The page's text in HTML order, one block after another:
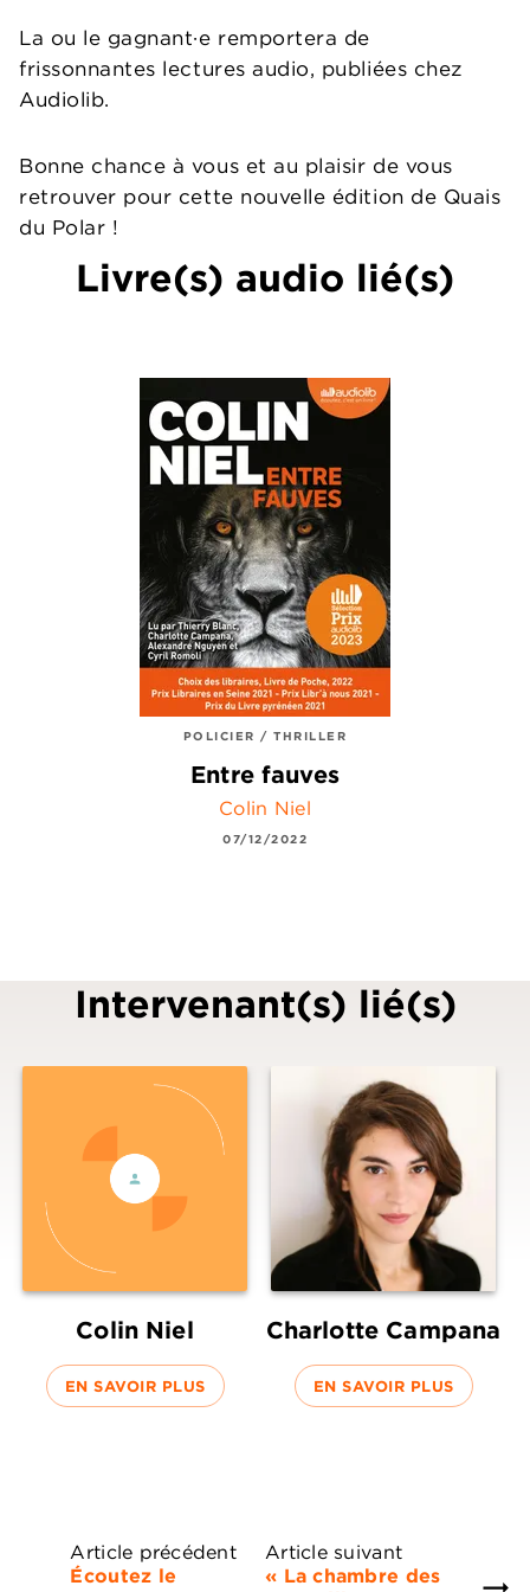
La ou le gagnant·e remportera de
frissonnantes lectures audio, publiées chez
Audiolib.
Bonne chance à vous et au plaisir de vous
retrouver pour cette nouvelle édition de Quais
du Polar !
Livre(s) audio lié(s)
POLICIER / THRILLER
Entre fauves
Colin Niel
07/12/2022
Intervenant(s) lié(s)
Colin Niel
EN SAVOIR PLUS
Charlotte Campana
EN SAVOIR PLUS
Article précédent
Écoutez le
Article suivant
« La chambre des